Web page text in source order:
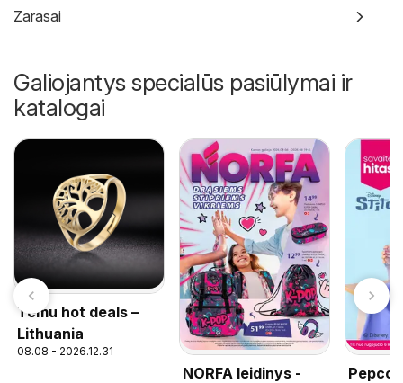
Zarasai
Galiojantys specialūs pasiūlymai ir
katalogai
Temu hot deals –
Lithuania
08.08 - 2026.12.31
NORFA leidinys -
Pepco